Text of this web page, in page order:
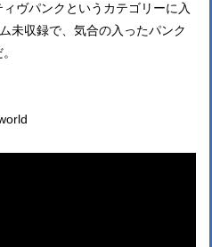
ヴパンクというカテゴリーに入
未収録で、気合の入ったパンク